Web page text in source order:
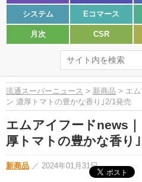
システム Eコマース
月次 CSR
流通スーパーニュース > 新商品 > エム
ン 濃厚トマトの豊かな香り｣2/1発売
エムアイフードnews
厚トマトの豊かな香り
新商品 ／ 2024年01月31日